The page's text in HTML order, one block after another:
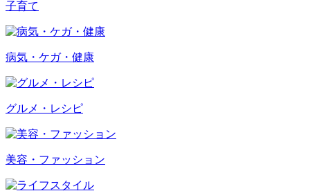
子育て
病気・ケガ・健康
グルメ・レシピ
美容・ファッション